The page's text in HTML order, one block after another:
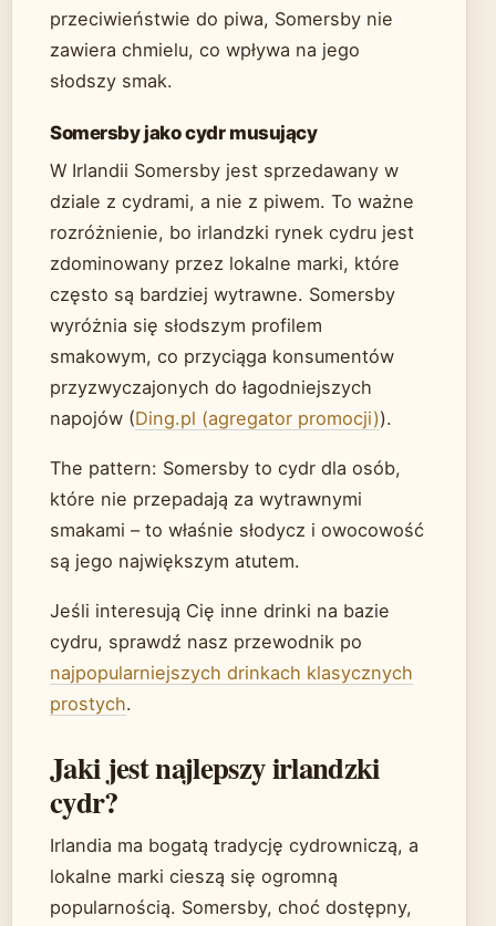
przeciwieństwie do piwa, Somersby nie
zawiera chmielu, co wpływa na jego
słodszy smak.
Somersby jako cydr musujący
W Irlandii Somersby jest sprzedawany w
dziale z cydrami, a nie z piwem. To ważne
rozróżnienie, bo irlandzki rynek cydru jest
zdominowany przez lokalne marki, które
często są bardziej wytrawne. Somersby
wyróżnia się słodszym profilem
smakowym, co przyciąga konsumentów
przyzwyczajonych do łagodniejszych
napojów (Ding.pl (agregator promocji)).
The pattern: Somersby to cydr dla osób,
które nie przepadają za wytrawnymi
smakami – to właśnie słodycz i owocowość
są jego największym atutem.
Jeśli interesują Cię inne drinki na bazie
cydru, sprawdź nasz przewodnik po
najpopularniejszych drinkach klasycznych
prostych.
Jaki jest najlepszy irlandzki
cydr?
Irlandia ma bogatą tradycję cydrowniczą, a
lokalne marki cieszą się ogromną
popularnością. Somersby, choć dostępny,